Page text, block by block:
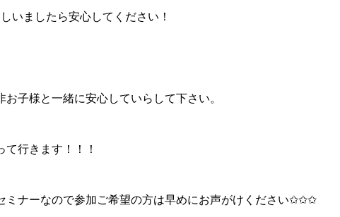
いましたら安心してください！
子様と一緒に安心していらして下さい。
行きます！！！
ミナーなので参加ご希望の方は早めにお声がけください✩✩✩